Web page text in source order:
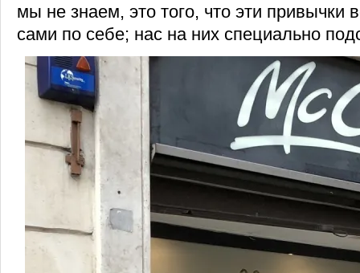
мы не знаем, это того, что эти привычки
сами по себе; нас на них специально